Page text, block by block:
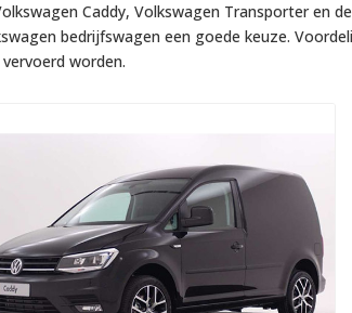
Caddy, Volkswagen Transporter en
bedrijfswagen een goede keuze.
vervoerd worden.